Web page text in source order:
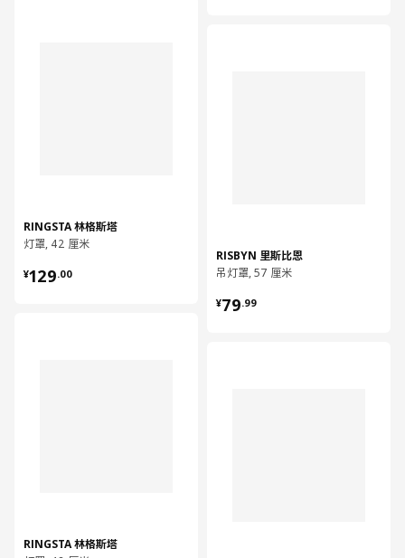
RINGSTA 林格斯塔
灯罩, 42 厘米
¥129.00
¥ 129.00
RINGSTA 林格斯塔
RISBYN 里斯比恩
吊灯罩, 57 厘米
¥79.99
¥ 79.99